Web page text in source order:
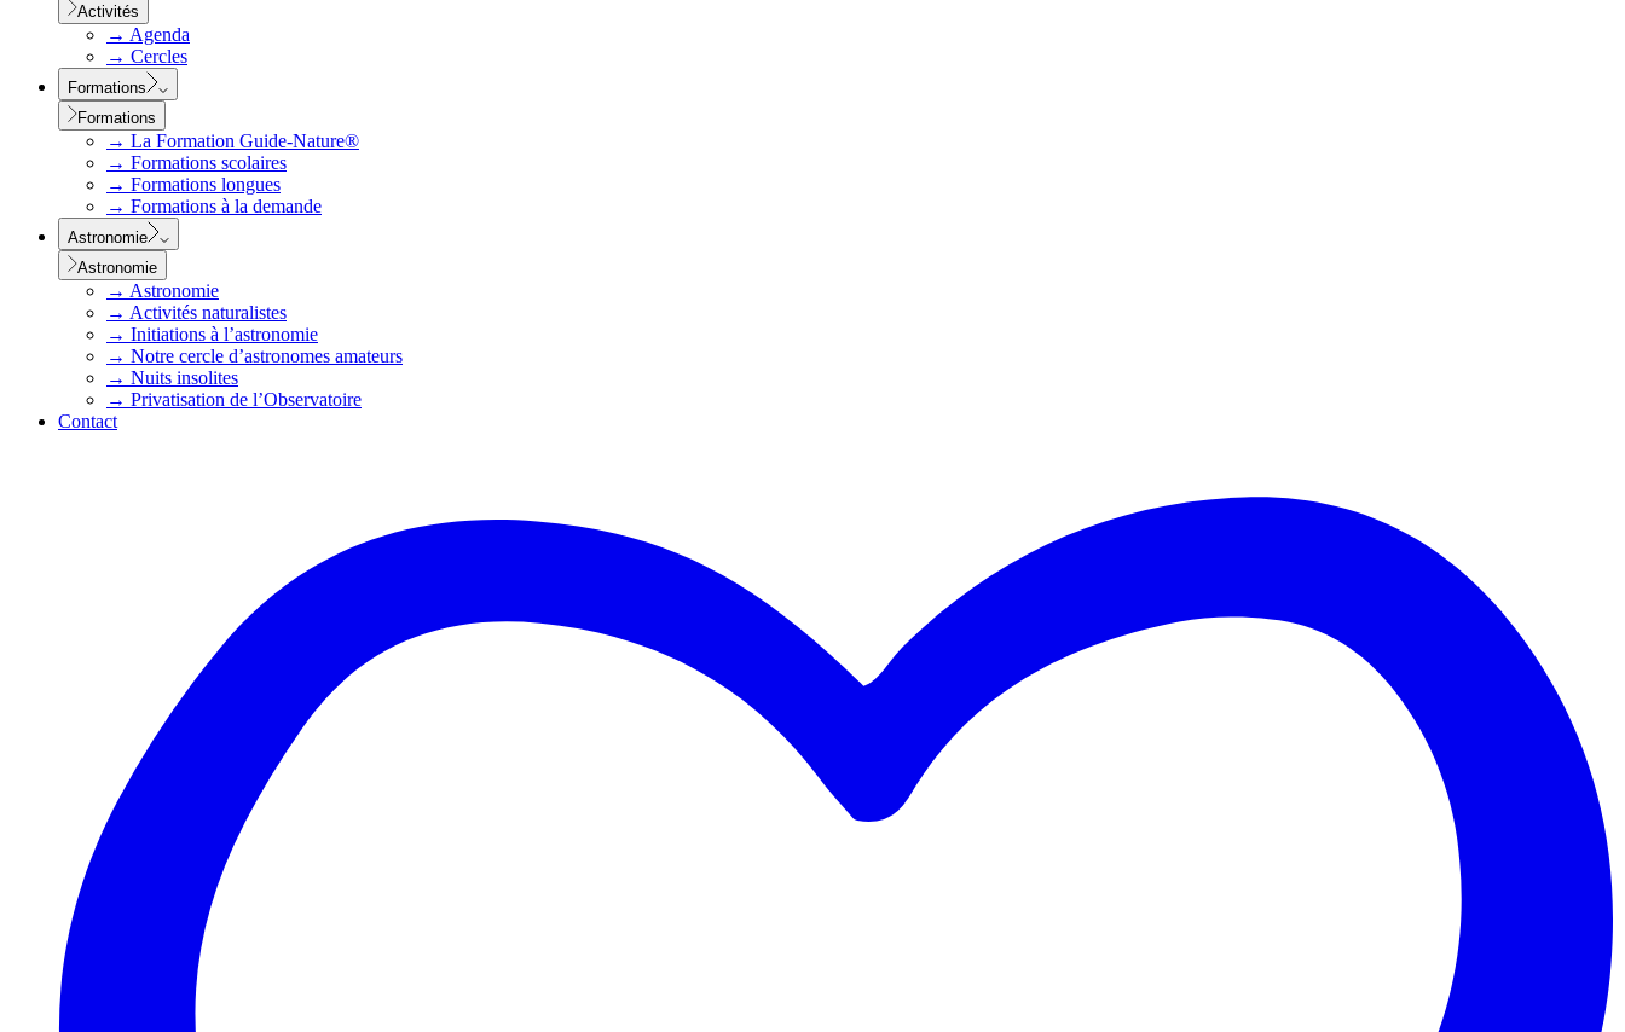
Activités
→ Agenda
→ Cercles
Formations
Formations
→ La Formation Guide-Nature®
→ Formations scolaires
→ Formations longues
→ Formations à la demande
Astronomie
Astronomie
→ Astronomie
→ Activités naturalistes
→ Initiations à l’astronomie
→ Notre cercle d’astronomes amateurs
→ Nuits insolites
→ Privatisation de l’Observatoire
Contact